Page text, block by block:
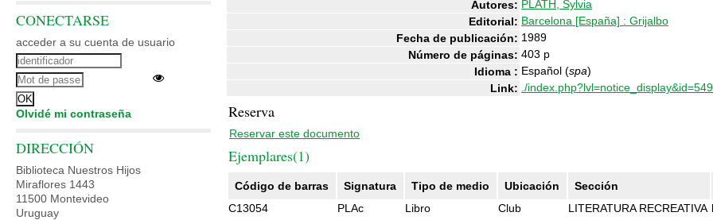
Autores: PLATH, Sylvia
Editorial: Barcelona [España] : Grijalbo
Fecha de publicación: 1989
Número de páginas: 403 p
Idioma : Español (spa)
Link: ./
Reserva
Reservar este documento
Ejemplares(1)
Código de barras Signatura Tipo de medio Ubicación
Sección
C13054
PLAc Libro Club LITERATURA RECREATIVA
CONECTARSE
acceder a su cuenta de usuario
Olvidé mi contraseña
DIRECCIÓN
Biblioteca Nuestros Hijos
Miraflores 1443
11500 Montevideo
Uruguay